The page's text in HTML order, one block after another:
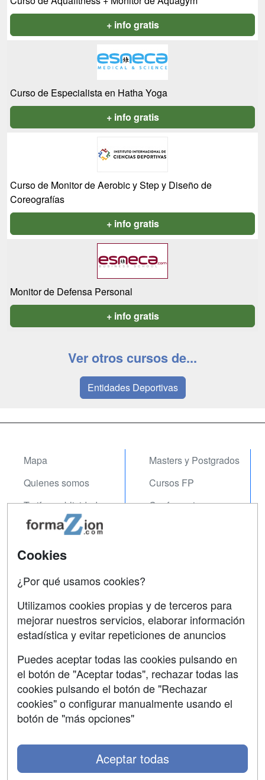
+ info gratis
Curso de Especialista en Hatha Yoga
+ info gratis
Curso de Monitor de Aerobic y Step y Diseño de
Coreografías
+ info gratis
Monitor de Defensa Personal
+ info gratis
Ver otros cursos de...
Entidades Deportivas
Mapa
Quienes somos
Tarifas publicidad
Acceso Usuarios
Acceso Centros
Masters y Postgrados
Cursos FP
Conferencias
Contactar
Confidencialidad
Aviso legal
Copyleft
Cookies
¿Por qué usamos cookies?
Utilizamos cookies propias y de terceros para
mejorar nuestros servicios, elaborar información
estadística y evitar repeticiones de anuncios
Puedes aceptar todas las cookies pulsando en
el botón de "Aceptar todas", rechazar todas las
cookies pulsando el botón de "Rechazar
cookies" o configurar manualmente usando el
botón de "más opciones"
Aceptar todas